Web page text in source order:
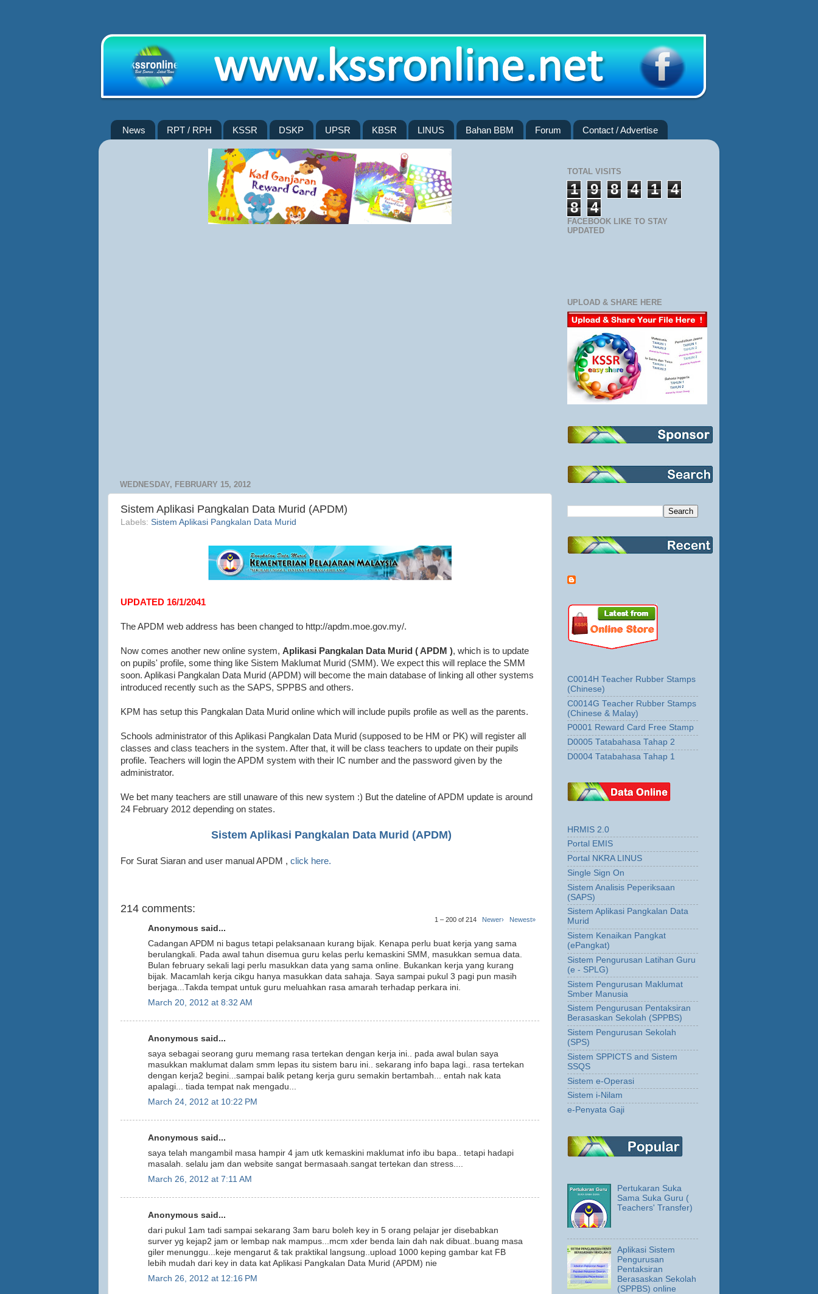
News RPT / RPH KSSR DSKP UPSR KBSR LINUS Bahan BBM Forum Contact / Advertise
WEDNESDAY, FEBRUARY 15, 2012
Sistem Aplikasi Pangkalan Data Murid (APDM)
Labels: Sistem Aplikasi Pangkalan Data Murid
UPDATED 16/1/2041
The APDM web address has been changed to http://apdm.moe.gov.my/.
Now comes another new online system, Aplikasi Pangkalan Data Murid ( APDM ), which is to update
on pupils' profile, some thing like Sistem Maklumat Murid (SMM). We expect this will replace the SMM
soon. Aplikasi Pangkalan Data Murid (APDM) will become the main database of linking all other systems
introduced recently such as the SAPS, SPPBS and others.
KPM has setup this Pangkalan Data Murid online which will include pupils profile as well as the parents.
Schools administrator of this Aplikasi Pangkalan Data Murid (supposed to be HM or PK) will register all
classes and class teachers in the system. After that, it will be class teachers to update on their pupils
profile. Teachers will login the APDM system with their IC number and the password given by the
administrator.
We bet many teachers are still unaware of this new system :) But the dateline of APDM update is around
24 February 2012 depending on states.
Sistem Aplikasi Pangkalan Data Murid (APDM)
For Surat Siaran and user manual APDM , click here.
214 comments:
1 – 200 of 214 Newer› Newest»
Anonymous said...
Cadangan APDM ni bagus tetapi pelaksanaan kurang bijak. Kenapa perlu buat kerja yang sama
berulangkali. Pada awal tahun disemua guru kelas perlu kemaskini SMM, masukkan semua data.
Bulan february sekali lagi perlu masukkan data yang sama online. Bukankan kerja yang kurang
bijak. Macamlah kerja cikgu hanya masukkan data sahaja. Saya sampai pukul 3 pagi pun masih
berjaga...Takda tempat untuk guru meluahkan rasa amarah terhadap perkara ini.
March 20, 2012 at 8:32 AM
Anonymous said...
saya sebagai seorang guru memang rasa tertekan dengan kerja ini.. pada awal bulan saya
masukkan maklumat dalam smm lepas itu sistem baru ini.. sekarang info bapa lagi.. rasa tertekan
dengan kerja2 begini...sampai balik petang kerja guru semakin bertambah... entah nak kata
apalagi... tiada tempat nak mengadu...
March 24, 2012 at 10:22 PM
Anonymous said...
saya telah mangambil masa hampir 4 jam utk kemaskini maklumat info ibu bapa.. tetapi hadapi
masalah. selalu jam dan website sangat bermasaah.sangat tertekan dan stress....
March 26, 2012 at 7:11 AM
Anonymous said...
dari pukul 1am tadi sampai sekarang 3am baru boleh key in 5 orang pelajar jer disebabkan
surver yg kejap2 jam or lembap nak mampus...mcm xder benda lain dah nak dibuat..buang masa
giler menunggu...keje mengarut & tak praktikal langsung..upload 1000 keping gambar kat FB
lebih mudah dari key in data kat Aplikasi Pangkalan Data Murid (APDM) nie
March 26, 2012 at 12:16 PM
TOTAL VISITS
1 9 8 4 1
4
8
4
FACEBOOK LIKE TO STAY
UPDATED
UPLOAD & SHARE HERE
C0014H Teacher Rubber Stamps
(Chinese)
C0014G Teacher Rubber Stamps
(Chinese & Malay)
P0001 Reward Card Free Stamp
D0005 Tatabahasa Tahap 2
D0004 Tatabahasa Tahap 1
HRMIS 2.0
Portal EMIS
Portal NKRA LINUS
Single Sign On
Sistem Analisis Peperiksaan
(SAPS)
Sistem Aplikasi Pangkalan Data
Murid
Sistem Kenaikan Pangkat
(ePangkat)
Sistem Pengurusan Latihan Guru
(e - SPLG)
Sistem Pengurusan Maklumat
Smber Manusia
Sistem Pengurusan Pentaksiran
Berasaskan Sekolah (SPPBS)
Sistem Pengurusan Sekolah
(SPS)
Sistem SPPICTS and Sistem
SSQS
Sistem e-Operasi
Sistem i-Nilam
e-Penyata Gaji
Pertukaran Suka
Sama Suka Guru (
Teachers' Transfer)
Aplikasi Sistem
Pengurusan
Pentaksiran
Berasaskan Sekolah
(SPPBS) online